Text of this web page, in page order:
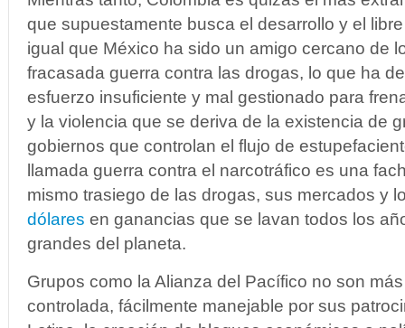
que supuestamente busca el desarrollo y el
igual que México ha sido un amigo cercano de
fracasada guerra contra las drogas, lo que ha
esfuerzo insuficiente y mal gestionado para
y la violencia que se deriva de la existencia de
gobiernos que controlan el flujo de
llamada guerra contra el narcotráfico es una
mismo trasiego de las drogas, sus mercados y
dólares en ganancias que se lavan todos los
grandes del planeta.
Grupos como la Alianza del Pacífico no son
controlada, fácilmente manejable por sus